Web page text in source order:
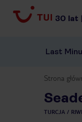
30 lat |
Last
Strona
TURCJA